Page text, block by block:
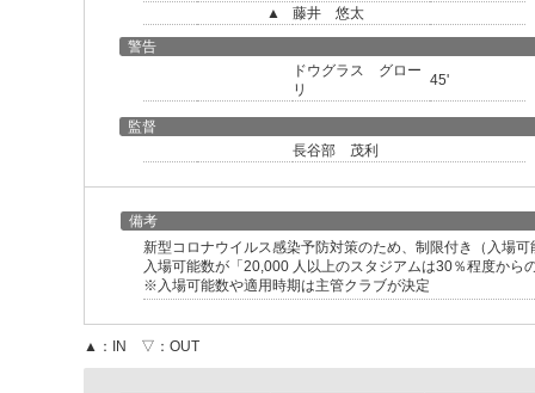
▲
藤井 悠太
警告
ドウグラス グロー
リ
45'
監督
長谷部 茂利
備考
新型コロナウイルス感染予防対策のため、制限付き（入場
入場可能数が「20,000 人以上のスタジアムは30％程度から
※入場可能数や適用時期は主管クラブが決定
▲：IN ▽：OUT